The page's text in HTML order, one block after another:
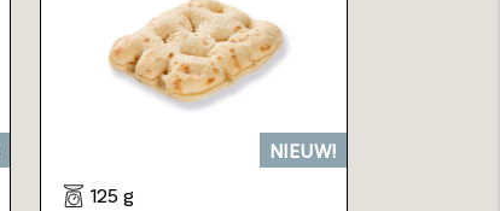
NIEUW!
125 g